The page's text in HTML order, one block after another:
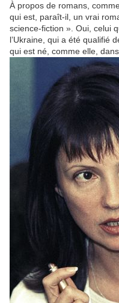
À propos de romans,
qui est, paraît-il, un vrai
science-fiction ». Oui, celui
l’Ukraine, qui a été qualifié
qui est né, comme elle,